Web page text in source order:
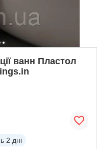
ванн Пластол
2 дні